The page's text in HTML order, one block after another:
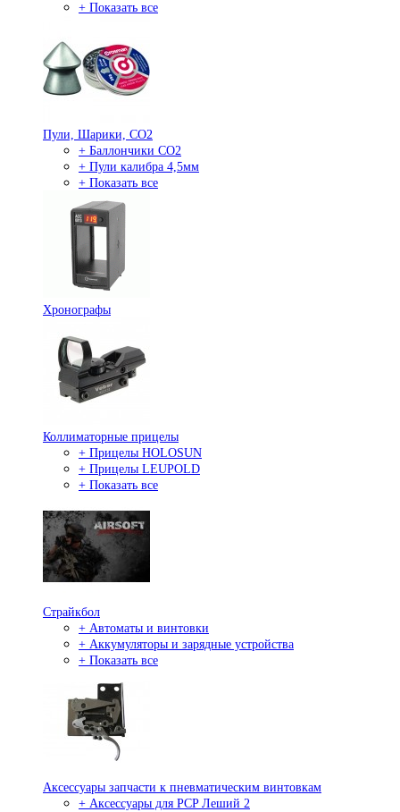
+ Показать все
Пули, Шарики, СО2
+ Баллончики СО2
+ Пули калибра 4,5мм
+ Показать все
Хронографы
Коллиматорные прицелы
+ Прицелы HOLOSUN
+ Прицелы LEUPOLD
+ Показать все
Страйкбол
+ Автоматы и винтовки
+ Аккумуляторы и зарядные устройства
+ Показать все
Аксессуары запчасти к пневматическим винтовкам
+ Аксессуары для PCP Леший 2